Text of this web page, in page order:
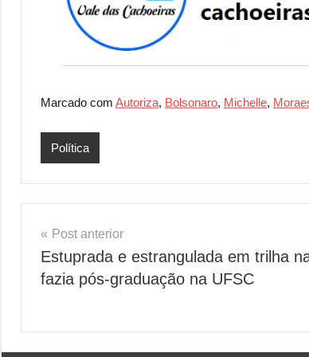
Marcado com Autoriza, Bolsonaro, Michelle,
Política
Navegação
de
Post
Post anterior
Estuprada e estrangulada em trilha
fazia pós-graduação na UFSC